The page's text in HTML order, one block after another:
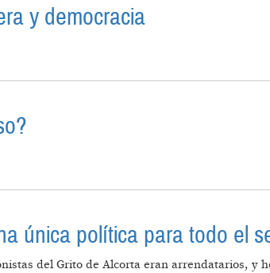
y democracia
única política para todo el
del Grito de Alcorta eran arrendatarios, y